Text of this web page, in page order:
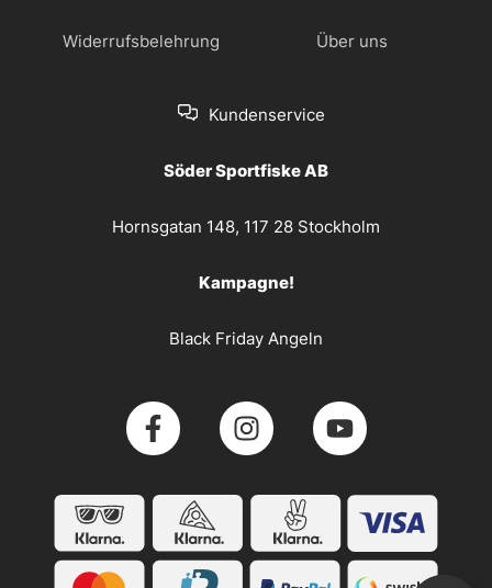
Widerrufsbelehrung Über uns
Kundenservice
Söder Sportfiske AB
Hornsgatan 148, 117 28 Stockholm
Kampagne!
Black Friday Angeln